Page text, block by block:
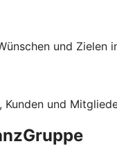
und Zielen
und